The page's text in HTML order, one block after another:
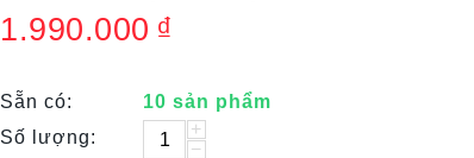
1.990.000 ₫
Sẵn có:
10 sản phẩm
Số lượng:
+
−